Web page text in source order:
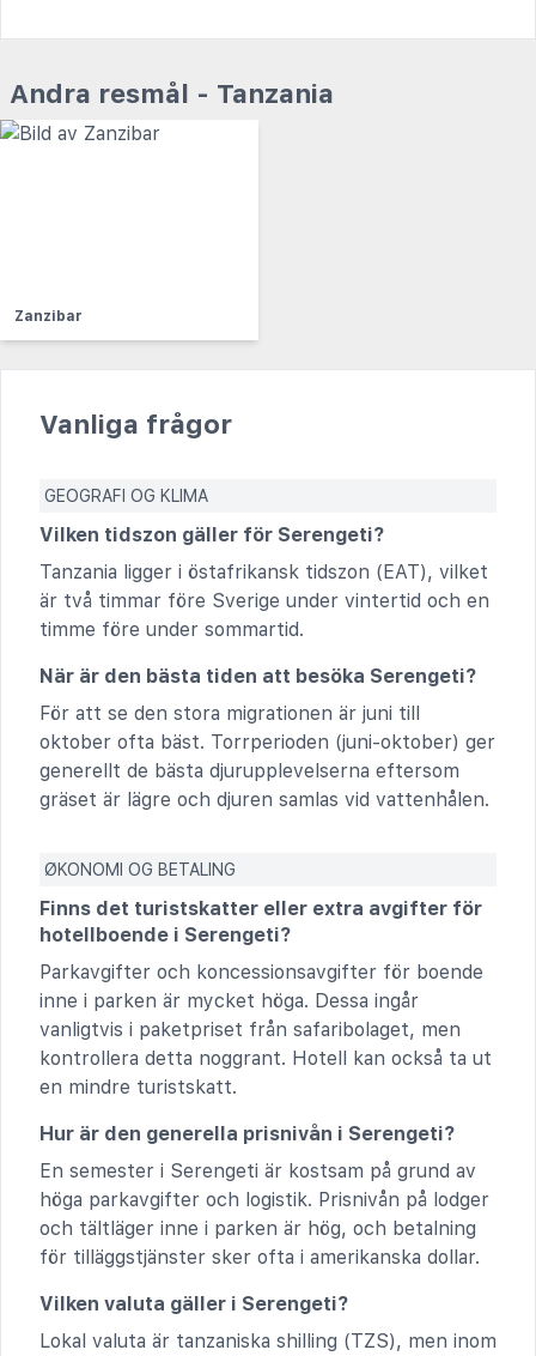
Andra resmål - Tanzania
Zanzibar
Vanliga frågor
GEOGRAFI OG KLIMA
Vilken tidszon gäller för Serengeti?
Tanzania ligger i östafrikansk tidszon (EAT), vilket
är två timmar före Sverige under vintertid och en
timme före under sommartid.
När är den bästa tiden att besöka Serengeti?
För att se den stora migrationen är juni till
oktober ofta bäst. Torrperioden (juni-oktober) ger
generellt de bästa djurupplevelserna eftersom
gräset är lägre och djuren samlas vid vattenhålen.
ØKONOMI OG BETALING
Finns det turistskatter eller extra avgifter för
hotellboende i Serengeti?
Parkavgifter och koncessionsavgifter för boende
inne i parken är mycket höga. Dessa ingår
vanligtvis i paketpriset från safaribolaget, men
kontrollera detta noggrant. Hotell kan också ta ut
en mindre turistskatt.
Hur är den generella prisnivån i Serengeti?
En semester i Serengeti är kostsam på grund av
höga parkavgifter och logistik. Prisnivån på lodger
och tältläger inne i parken är hög, och betalning
för tilläggstjänster sker ofta i amerikanska dollar.
Vilken valuta gäller i Serengeti?
Lokal valuta är tanzaniska shilling (TZS), men inom